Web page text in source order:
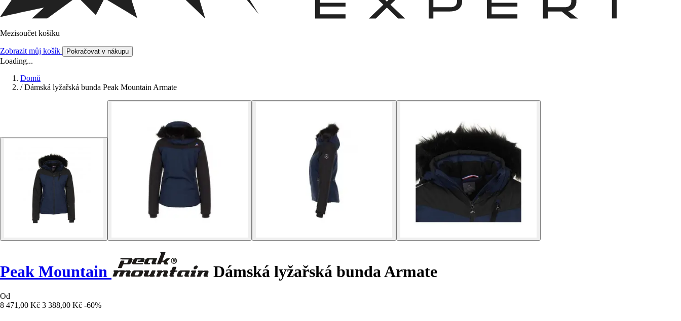
Mezisoučet košíku
Zobrazit můj košík Pokračovat v nákupu
Loading...
Domů
/ Dámská lyžařská bunda Peak Mountain Armate
Peak Mountain Dámská lyžařská bunda Armate
Od
8 471,00 Kč 3 388,00 Kč -60%